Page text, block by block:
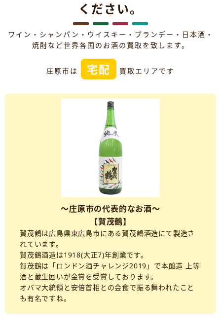
ください。
ワイン・シャンパン・ウイスキー・ブランデー・日本酒・
焼酎など世界各国のお酒の買取を致します。
庄原市は 宅配 買取エリアです
～庄原市の代表的なお酒～
【賀茂鶴】
賀茂鶴は広島県東広島市にある賀茂鶴酒造にて製造さ
れています。
賀茂鶴酒造は1918(大正7)年創業です。
賀茂鶴は「ロンドン酒チャレンジ2019」で本醸造 上等
酒と蔵生囲いが金賞を受賞しております。
オバマ大統領と安倍首相との会食で振る舞われたこと
も有名ですね。